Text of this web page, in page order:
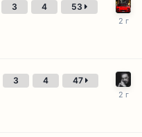
3 4 53
3 4 47